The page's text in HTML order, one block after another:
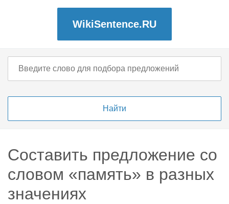
WikiSentence.RU
Составить предложение со
словом «память» в разных
значениях